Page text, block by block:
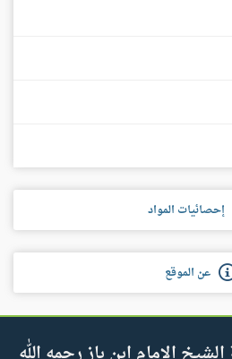
إحصائيات المواد
عن الموقع